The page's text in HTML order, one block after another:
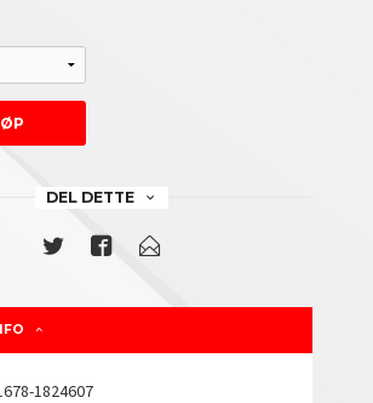
DEL DETTE
1824607